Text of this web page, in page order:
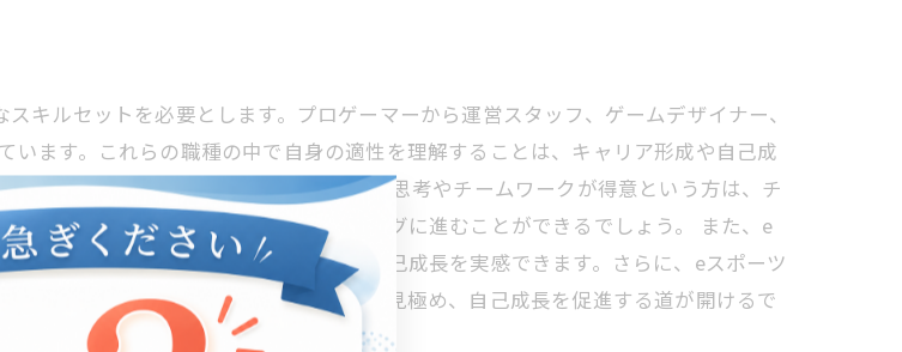
キルセットを必要とします。プロゲーマーから運営スタッフ、ゲームデザイナー、
ます。これらの職種の中で自身の適性を理解することは、キャリア形成や自己成
を明確にしましょう。たとえば、戦略的思考やチームワークが得意という方は、チ
ある方は、ゲーム開発やプログラミングに進むことができるでしょう。 また、e
ーや他の関係者との連携を通じて、自己成長を実感できます。さらに、eスポーツ
大切です。これにより、自分の適性を見極め、自己成長を促進する道が開けるで